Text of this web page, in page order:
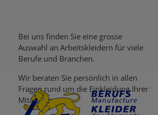
Bei uns finden Sie eine grosse
Auswahl an Arbeitskleidern für viele
Berufe und Branchen.
Wir beraten Sie persönlich in allen
Fragen rund um die Einkleidung Ihrer
Mitarbeiter.